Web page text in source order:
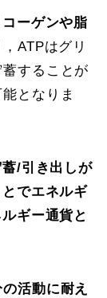
ーゲンや脂
ATPはグリ
することが
となりま
/引き出しが
でエネルギ
ギー通貨と
活動に耐え